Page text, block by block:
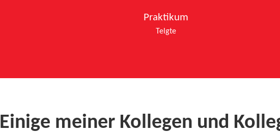
Praktikum
Telgte
Einige meiner Kollegen und